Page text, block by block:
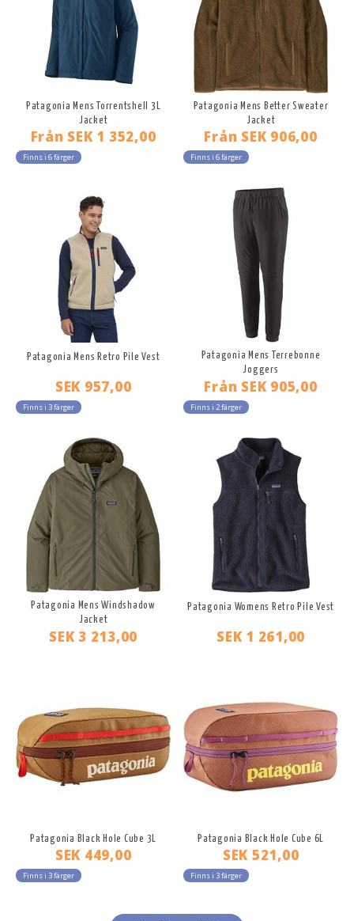
Patagonia Mens Torrentshell 3L
Jacket
Från SEK 1 352,00
Finns i 6 färger
Patagonia Mens Better Sweater
Jacket
Från SEK 906,00
Finns i 6 färger
Patagonia Mens Retro Pile Vest
SEK 957,00
Finns i 3 färger
Patagonia Mens Terrebonne
Joggers
Från SEK 905,00
Finns i 2 färger
Patagonia Mens Windshadow
Jacket
SEK 3 213,00
Patagonia Womens Retro Pile Vest
SEK 1 261,00
Patagonia Black Hole Cube 3L
SEK 449,00
Finns i 3 färger
Patagonia Black Hole Cube 6L
SEK 521,00
Finns i 3 färger